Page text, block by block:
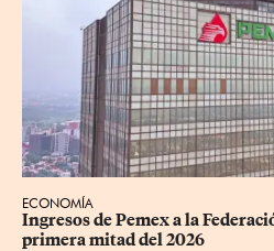
ECONOMÍA
Ingresos de Pemex a la
primera mitad del 2026